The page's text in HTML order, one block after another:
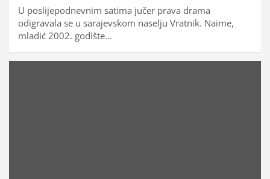
U poslijepodnevnim satima jučer prava drama
odigravala se u sarajevskom naselju Vratnik. Naime,
mladić 2002. godište…